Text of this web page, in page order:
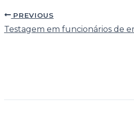
PREVIOUS
Testagem em funcionários de